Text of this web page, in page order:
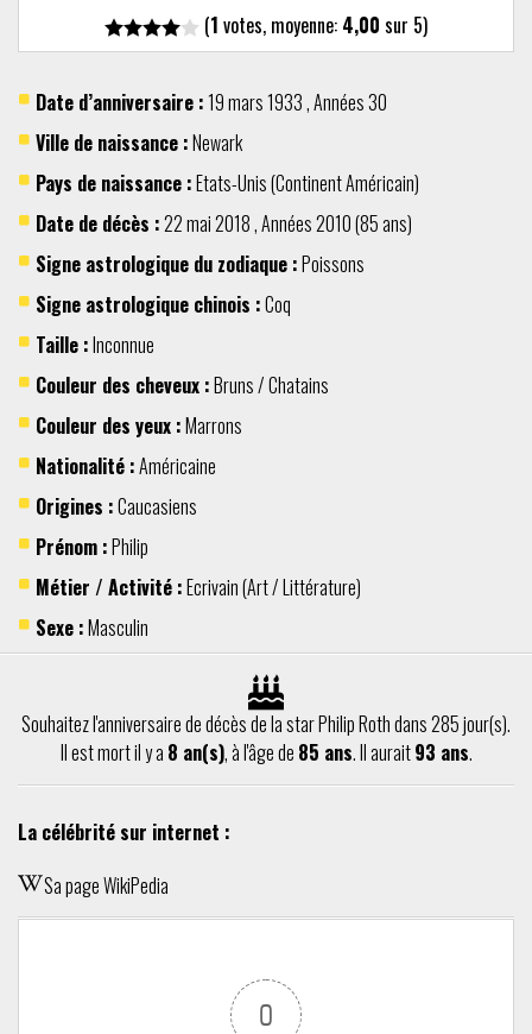
(1 votes, moyenne: 4,00 sur 5)
Date d’anniversaire :19 mars1933,Années 30
Ville de naissance :Newark
Pays de naissance :Etats-Unis(ContinentAméricain)
Date de décès :22 mai2018,Années 2010(85 ans)
Signe astrologique du zodiaque :Poissons
Signe astrologique chinois :Coq
Taille :Inconnue
Couleur des cheveux :Bruns / Chatains
Couleur des yeux :Marrons
Nationalité :Américaine
Origines :Caucasiens
Prénom :Philip
Métier / Activité :Ecrivain(Art / Littérature)
Sexe :Masculin
Souhaitez l'anniversaire de décès de la star Philip Roth dans 285 jour(s).
Il est mort il y a 8 an(s), à l'âge de 85 ans. Il aurait93 ans.
La célébrité sur internet :
Sa page WikiPedia
0